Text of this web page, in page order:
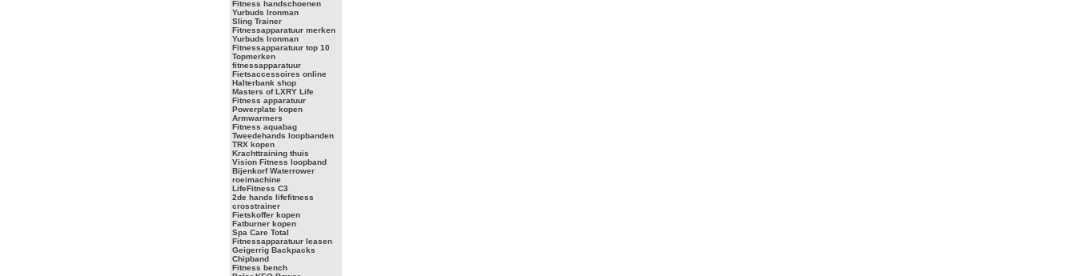
Fitness handschoenen
Yurbuds Ironman
Sling Trainer
Fitnessapparatuur merken
Yurbuds Ironman
Fitnessapparatuur top 10
Topmerken
fitnessapparatuur
Fietsaccessoires online
Halterbank shop
Masters of LXRY Life
Fitness apparatuur
Powerplate kopen
Armwarmers
Fitness aquabag
Tweedehands loopbanden
TRX kopen
Krachttraining thuis
Vision Fitness loopband
Bijenkorf Waterrower
roeimachine
LifeFitness C3
2de hands lifefitness
crosstrainer
Fietskoffer kopen
Fatburner kopen
Spa Care Total
Fitnessapparatuur leasen
Geigerrig Backpacks
Chipband
Fitness bench